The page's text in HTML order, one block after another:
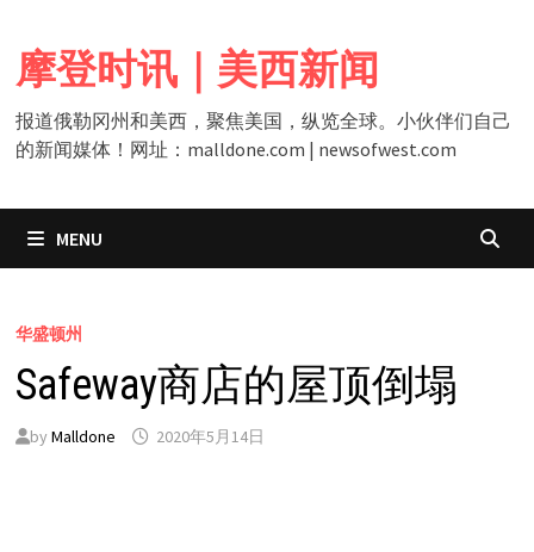
content
摩登时讯｜美西新闻
报道俄勒冈州和美西，聚焦美国，纵览全球。小伙伴们自己
的新闻媒体！网址：malldone.com | newsofwest.com
MENU
华盛顿州
Safeway商店的屋顶倒塌
by Malldone 2020年5月14日